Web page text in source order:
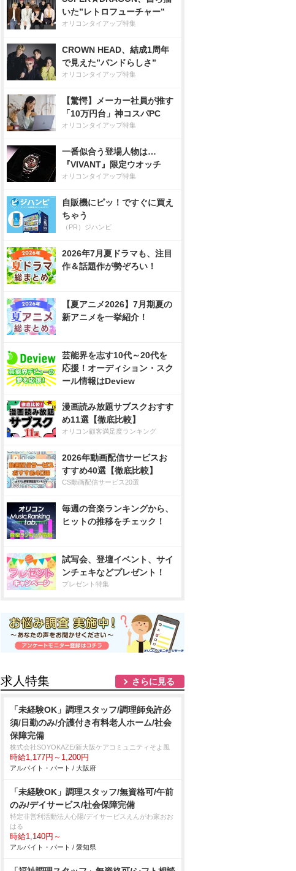
いた”レトロフューチャー”
オリコンタイアップ特集
CROWN HEAD、結成1周年
で見えた”バンドらしさ”
オリコンタイアップ特集
【驚愕】メーカー社員が推す
「10万円台」神コスパPC
オリコンタイアップ特集
一番似合う登場人物は…
『VIVANT』限定ウオッチ
オリコンタイアップ特集
自販機にピッ！ですぐに買え
ちゃう
（PR）ジハンピ
2026年7月夏ドラマも、注目
作＆話題作が勢ぞろい！
【夏アニメ2026】7月期夏の
新アニメを一挙紹介！
芸能界を志す10代～20代を
応援！オーディション・スク
ール情報はDeview
漫画読み放題サブスクおすす
め11選【徹底比較】
オリコン顧客満足度ランキング
2026年動画配信サービスお
すすめ40選【徹底比較】
CS動画配信サービス20選
毎週の音楽ランキングから、
ヒットの推移をチェック！
試写会、登壇イベント、サイ
ンチェキなどプレゼント！
プレゼント特集
求人特集 さらに見る
「未経験OK」調理スタッフ/調理師免許必
須/日勤のみ/介護付き有料老人ホーム/社会
保障完備
株式会社SOYOKAZE/新大阪ケアコミュニティそよ風
時給1,177円～1,200円
アルバイト・パート / 大阪府
「未経験OK」調理スタッフ/無資格可/午前
のみ/デイサービス/社会保障完備
特定非営利活動法人心陽/デイサービスえんがわ家おお
はる
時給1,140円～
アルバイト・パート / 愛知県